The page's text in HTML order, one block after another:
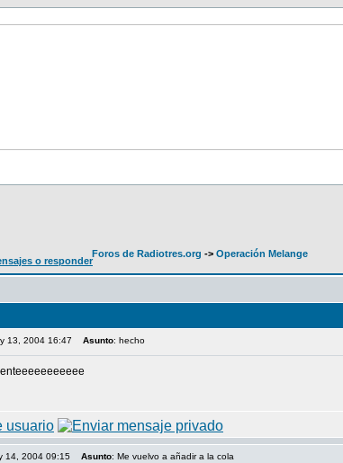
Foros de Radiotres.org -> Operación Melange
13, 2004 16:47 Asunto: hecho
14, 2004 09:15 Asunto: Me vuelvo a añadir a la cola